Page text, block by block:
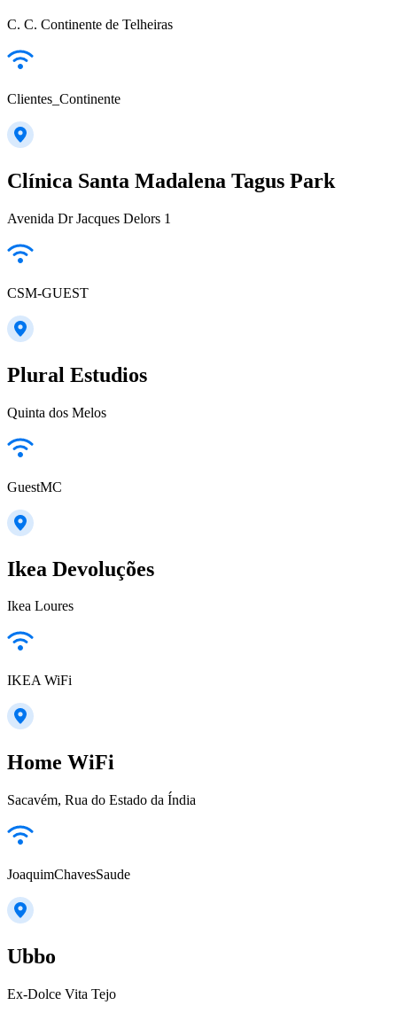
C. C. Continente de Telheiras
Clientes_Continente
Clínica Santa Madalena Tagus Park
Avenida Dr Jacques Delors 1
CSM-GUEST
Plural Estudios
Quinta dos Melos
GuestMC
Ikea Devoluções
Ikea Loures
IKEA WiFi
Home WiFi
Sacavém, Rua do Estado da Índia
JoaquimChavesSaude
Ubbo
Ex-Dolce Vita Tejo